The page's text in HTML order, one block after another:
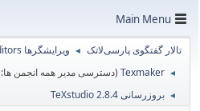
Main Menu
تالار گفتگوی پارسی‌لاتک ◄ ویرایشگرها Editors
◄
Texmaker (دسترسی مدیر همه انجمن ها:
◄ بروزرسانی TeXstudio 2.8.4